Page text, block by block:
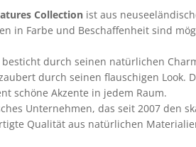
Collection ist aus
in Farbe und Beschaffenheit sind
besticht durch seinen natürlichen
durch seinen flauschigen
schöne Akzente in jedem Raum.
Unternehmen, das seit 2007 den
Qualität aus natürlichen